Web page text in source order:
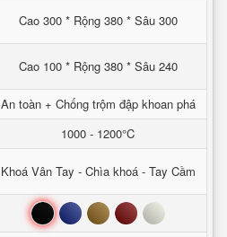
Cao 300 * Rộng 380 * Sâu 300
Cao 100 * Rộng 380 * Sâu 240
An toàn + Chống trộm đập khoan phá
1000 - 1200°C
Khoá Vân Tay - Chìa khoá - Tay Cầm
Đen Xanh Nâu Đỏ Trắng